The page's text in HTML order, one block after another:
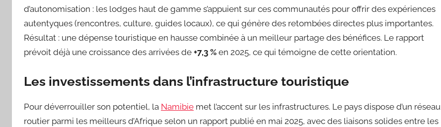
d’autonomisation : les lodges haut de gamme s’appuient sur ces communautés pour offrir des expériences
autentyques (rencontres, culture, guides locaux), ce qui génère des retombées directes plus importantes.
Résultat : une dépense touristique en hausse combinée à un meilleur partage des bénéfices. Le rapport
prévoit déjà une croissance des arrivées de +7,3 % en 2025, ce qui témoigne de cette orientation.
Les investissements dans l’infrastructure touristique
Pour déverrouiller son potentiel, la Namibie met l’accent sur les infrastructures. Le pays dispose d’un réseau
routier parmi les meilleurs d’Afrique selon un rapport publié en mai 2025, avec des liaisons solides entre les